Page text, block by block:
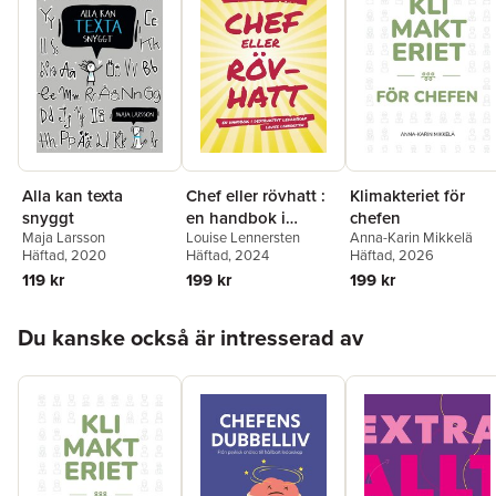
Håll koll på kompetensen
Dokumenthantering
Verksamhet
Inköp
Nya tjänster och produkter
Utvärdering av prestanda
Hur utvärderar du medarbetare och chefer?
Egenkontroll
Externa kontroller
När och hur träffas ni i ledningen?
Om författaren
Andreas Odhage är auktoriserad global revisionsledare för ISO
9001, ISO 14001, ISO 45001 och ISO 50001 (kvalitets-, miljö-,
arbetsmiljö- och energiledning). Andreas genomför revisioner i
en mängd företag årligen och brukar säga att han bedriver
korståg mot papperstigrar och byråkrati. Han hjälper allt från
lokala till globala verksamheter att förstå kvalitets- och
Alla kan texta
snyggt
Maja Larsson
Häftad, 2020
119 kr
Chef eller rövhatt :
en handbok i
destruktivt
ledarskap
Louise Lennersten
Häftad, 2024
199 kr
Klimakteriet för
chefen
Anna-Karin Mikkelä
Häftad, 2026
199 kr
Du kanske också är intresserad av